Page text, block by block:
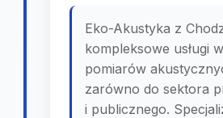
Eko-Akustyka z
kompleksowe usługi
pomiarów
zarówno do sektora
i publicznego.